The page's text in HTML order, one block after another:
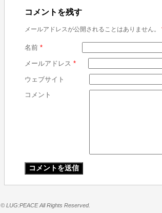
コメントを残す
メールアドレスが公開されることはありません。
名前 *
メールアドレス *
ウェブサイト
コメント
© LUG:PEACE All Rights Reserved.